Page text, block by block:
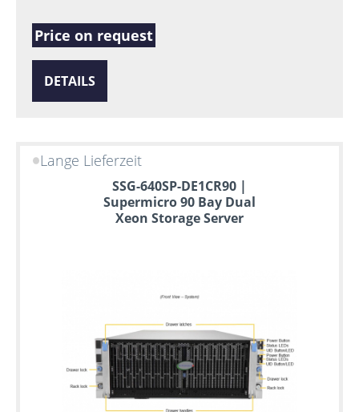
Price on request
DETAILS
Lange Lieferzeit
SSG-640SP-DE1CR90 |
Supermicro 90 Bay Dual
Xeon Storage Server